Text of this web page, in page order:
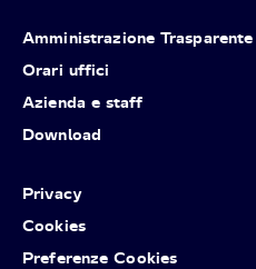
Amministrazione Trasparente
Orari uffici
Azienda e staff
Download
Privacy
Cookies
Preferenze Cookies